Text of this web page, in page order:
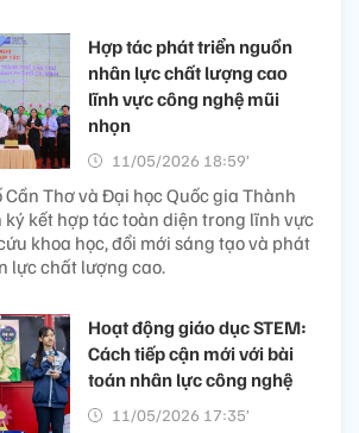
Hợp tác phát triển nguồn
nhân lực chất lượng cao
lĩnh vực công nghệ mũi
nhọn
11/05/2026 18:59’
Cần Thơ và Đại học Quốc gia Thành
ký kết hợp tác toàn diện trong lĩnh vực
khoa học, đổi mới sáng tạo và phát
lực chất lượng cao.
Hoạt động giáo dục STEM:
Cách tiếp cận mới với bài
toán nhân lực công nghệ
11/05/2026 17:35’